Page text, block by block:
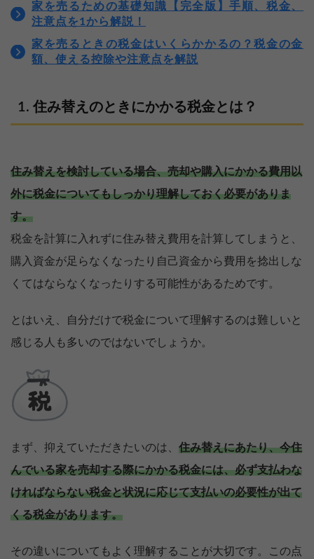
家を売るための基礎知識【完全版】手順、税金、
注意点を1から解説！
家を売るときの税金はいくらかかるの？税金の金
額、使える控除や注意点を解説
住み替えのときにかかる税金とは？
住み替えを検討している場合、売却や購入にかかる費用以
外に税金についてもしっかり理解しておく必要がありま
す。
税金を計算に入れずに住み替え費用を計算してしまうと、
購入資金が足らなくなったり自己資金から費用を捻出しな
くてはならなくなったりする可能性があるためです。
とはいえ、自分だけで税金について理解するのは難しいと
感じる人も多いのではないでしょうか。
まず、抑えていただきたいのは、 住み替えにあたり、今住
んでいる家を売却する際にかかる税金には、必ず支払わな
ければならない税金と状況に応じて支払いの必要性が出て
くる税金があります。
その違いについてもよく理解することが大切です。この点